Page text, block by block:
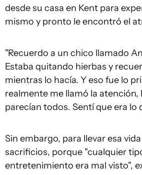
desde su casa en Kent para
mismo y pronto le encontró el
"Recuerdo a un chico llamado
Estaba quitando hierbas y
mientras lo hacía. Y eso fue lo
realmente me llamó la atención,
parecían todos. Sentí que era lo
Sin embargo, para llevar esa
sacrificios, porque "cualquier
entretenimiento era mal visto",